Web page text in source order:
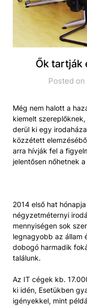
Ők tartják
Posted
Még nem halott a
kiemelt
derül ki egy
közzétett
arra hívják fel a
jelentősen nőhetnek
2014 első hat
négyzetméternyi
mennyiségen sok
legnagyobb az állam
dobogó harmadik
találunk.
Az IT cégek kb.
ki idén, Esetükben
igényekkel, mint